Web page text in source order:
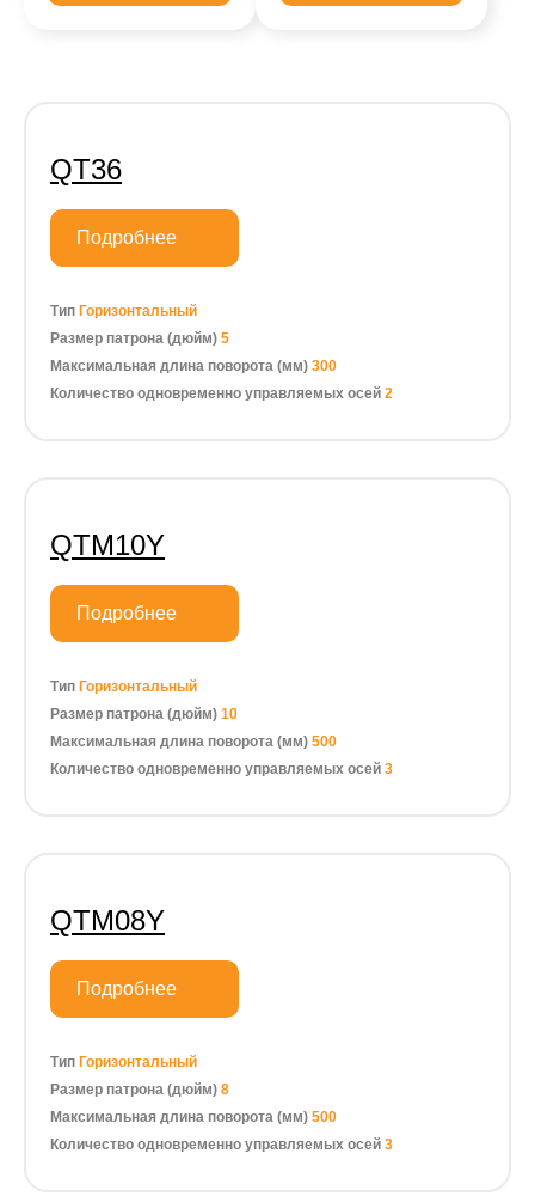
QT36
Подробнее
Тип Горизонтальный
Размер патрона (дюйм) 5
Максимальная длина поворота (мм) 300
Количество одновременно управляемых осей 2
QTM10Y
Подробнее
Тип Горизонтальный
Размер патрона (дюйм) 10
Максимальная длина поворота (мм) 500
Количество одновременно управляемых осей 3
QTM08Y
Подробнее
Тип Горизонтальный
Размер патрона (дюйм) 8
Максимальная длина поворота (мм) 500
Количество одновременно управляемых осей 3